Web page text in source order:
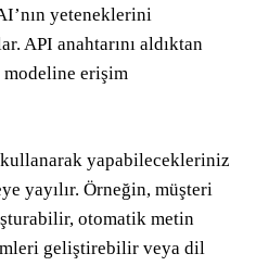
yeteneklerini
API anahtarını aldıktan
modeline erişim
yapabilecekleriniz
yayılır. Örneğin, müşteri
otomatik metin
geliştirebilir veya dil